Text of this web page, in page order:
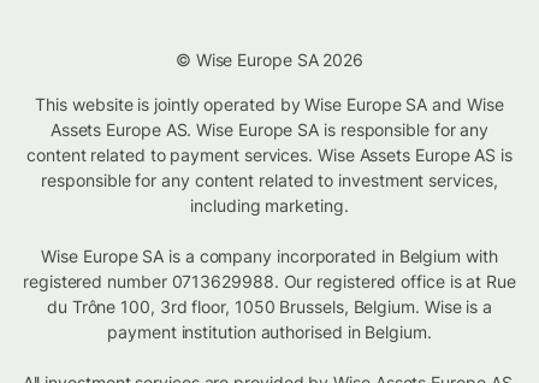
© Wise Europe SA 2026
This website is jointly operated by Wise Europe SA and Wise
Assets Europe AS. Wise Europe SA is responsible for any
content related to payment services. Wise Assets Europe AS is
responsible for any content related to investment services,
including marketing.
Wise Europe SA is a company incorporated in Belgium with
registered number 0713629988. Our registered office is at Rue
du Trône 100, 3rd floor, 1050 Brussels, Belgium. Wise is a
payment institution authorised in Belgium.